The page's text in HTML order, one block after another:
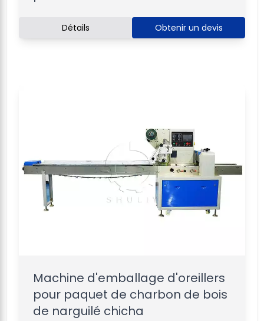
Détails Obtenir un devis
Machine d'emballage d'oreillers
pour paquet de charbon de bois
de narguilé chicha